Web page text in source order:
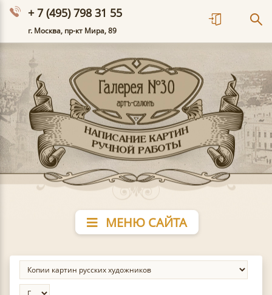
+ 7 (495) 798 31 55
г. Москва, пр-кт Мира, 89
МЕНЮ САЙТА